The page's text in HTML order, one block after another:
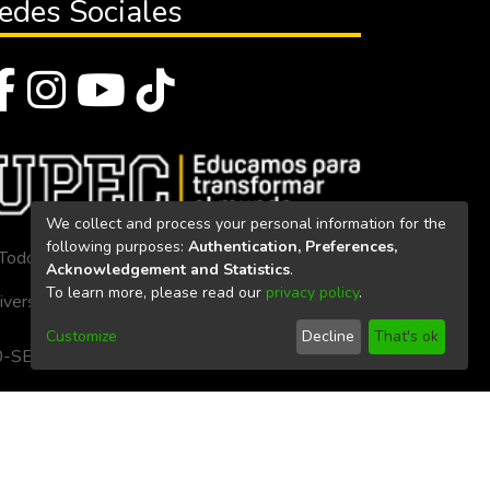
Sociales
los derechos reservados 2023
Politécnica Estatal del Carchi
SE-33-CACES-2020
We collect and process your personal information for the
following purposes: Authentication, Preferences,
Acknowledgement and Statistics.
To learn more, please read our privacy policy.
Customize Decline That's ok